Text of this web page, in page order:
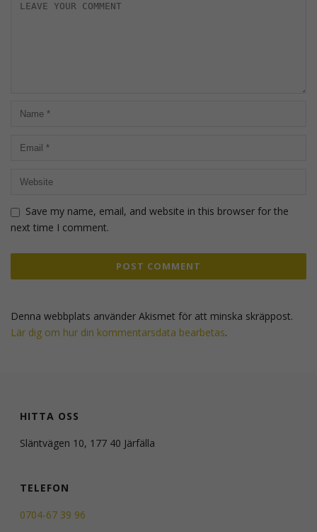
Save my name, email, and website in this browser for the
next time I comment.
Denna webbplats använder Akismet för att minska skräppost.
Lär dig om hur din kommentarsdata bearbetas.
HITTA OSS
Släntvägen 10, 177 40 Järfälla
TELEFON
0704-67 39 96